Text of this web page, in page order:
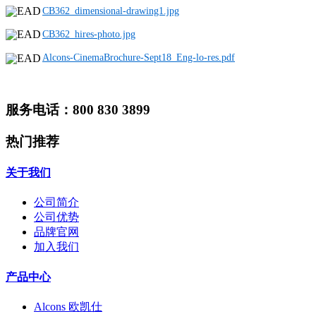
CB362_dimensional-drawing1.jpg
CB362_hires-photo.jpg
Alcons-CinemaBrochure-Sept18_Eng-lo-res.pdf
服务电话：800 830 3899
热门推荐
关于我们
公司简介
公司优势
品牌官网
加入我们
产品中心
Alcons 欧凯仕